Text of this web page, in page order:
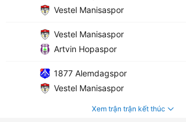
Vestel Manisaspor
Vestel Manisaspor
Artvin Hopaspor
1877 Alemdagspor
Vestel Manisaspor
Xem trận trận kết thúc